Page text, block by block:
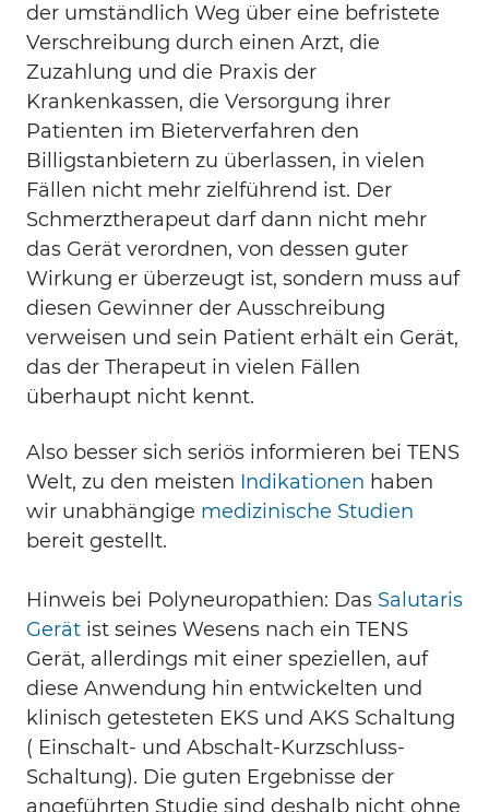
der umständlich Weg über eine befristete
Verschreibung durch einen Arzt, die
Zuzahlung und die Praxis der
Krankenkassen, die Versorgung ihrer
Patienten im Bieterverfahren den
Billigstanbietern zu überlassen, in vielen
Fällen nicht mehr zielführend ist. Der
Schmerztherapeut darf dann nicht mehr
das Gerät verordnen, von dessen guter
Wirkung er überzeugt ist, sondern muss auf
diesen Gewinner der Ausschreibung
verweisen und sein Patient erhält ein Gerät,
das der Therapeut in vielen Fällen
überhaupt nicht kennt.
Also besser sich seriös informieren bei TENS
Welt, zu den meisten Indikationen haben
wir unabhängige medizinische Studien
bereit gestellt.
Hinweis bei Polyneuropathien: Das Salutaris
Gerät ist seines Wesens nach ein TENS
Gerät, allerdings mit einer speziellen, auf
diese Anwendung hin entwickelten und
klinisch getesteten EKS und AKS Schaltung
( Einschalt- und Abschalt-Kurzschluss-
Schaltung). Die guten Ergebnisse der
angeführten Studie sind deshalb nicht ohne